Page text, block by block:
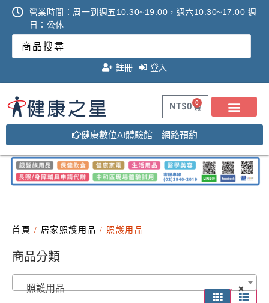
營業時間：周一到週五10:30~19:00，週六10:30~17:00 週
日：公休
註冊 登入
NT$0 0
健康數位AI體驗館｜網路預約
首頁 / 居家照護用品 / 照護用品
商品分類
×
照護用品